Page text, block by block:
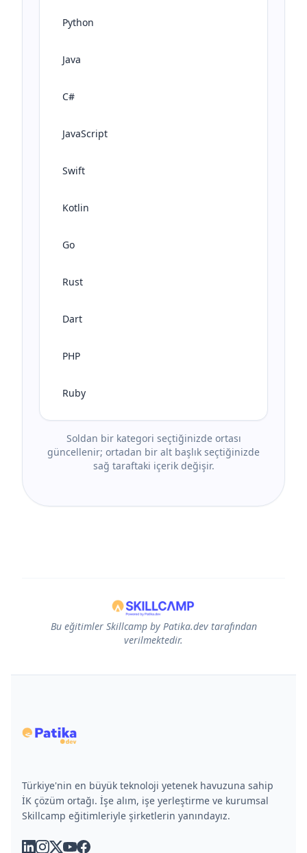
Python
Java
C#
JavaScript
Swift
Kotlin
Go
Rust
Dart
PHP
Ruby
Soldan bir kategori seçtiğinizde ortası
güncellenir; ortadan bir alt başlık seçtiğinizde
sağ taraftaki içerik değişir.
Bu eğitimler Skillcamp by Patika.dev tarafından
verilmektedir.
Türkiye'nin en büyük teknoloji yetenek havuzuna sahip
İK çözüm ortağı. İşe alım, işe yerleştirme ve kurumsal
Skillcamp eğitimleriyle şirketlerin yanındayız.
linkedin
instagram
x youtube
facebook